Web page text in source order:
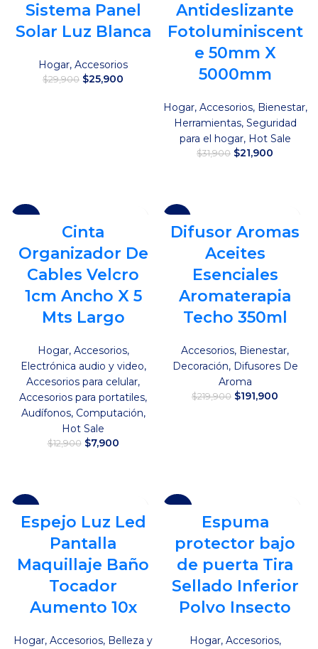
Sistema Panel
Solar Luz Blanca
Hogar, Accesorios
$29,900 El
$25,900
Antideslizante
Fotoluminiscent
e 50mm X
5000mm
Hogar, Accesorios, Bienestar,
Herramientas, Seguridad
para el hogar, Hot Sale
$31,900 El
$21,900
-39%
Cinta
Organizador De
Cables Velcro
1cm Ancho X 5
Mts Largo
Hogar, Accesorios,
Electrónica audio y video,
Accesorios para celular,
Accesorios para portatiles,
Audífonos, Computación,
Hot Sale
$12,900 El
$7,900El
-13%
Difusor Aromas
Aceites
Esenciales
Aromaterapia
Techo 350ml
Accesorios, Bienestar,
Decoración, Difusores De
Aroma
$219,900 El
$191,900
-25%
HOT
Espejo Luz Led
Pantalla
Maquillaje Baño
Tocador
Aumento 10x
Hogar, Accesorios, Belleza y
-32%
Espuma
protector bajo
de puerta Tira
Sellado Inferior
Polvo Insecto
Hogar, Accesorios,